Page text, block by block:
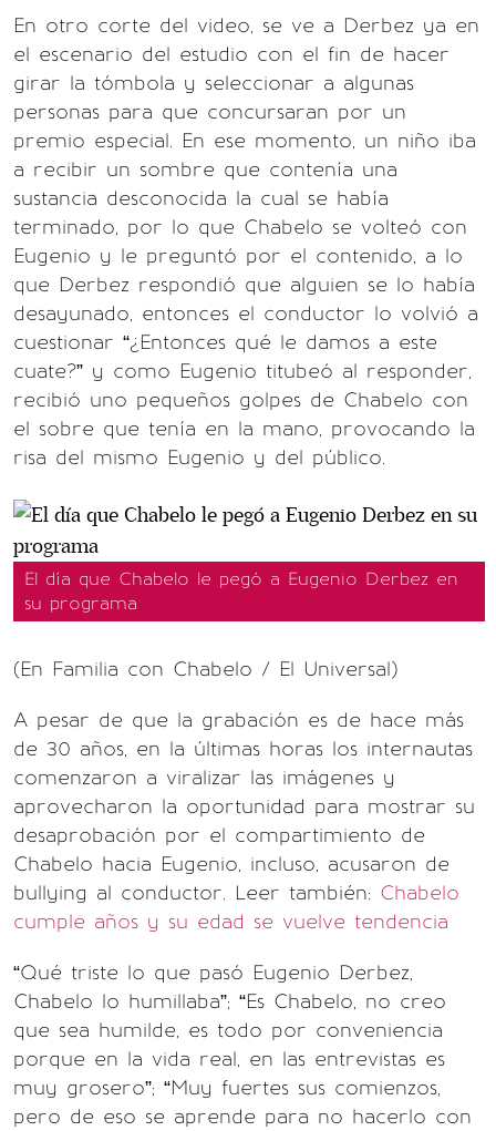
En otro corte del video, se ve a Derbez ya en
el escenario del estudio con el fin de hacer
girar la tómbola y seleccionar a algunas
personas para que concursaran por un
premio especial. En ese momento, un niño iba
a recibir un sombre que contenía una
sustancia desconocida la cual se había
terminado, por lo que Chabelo se volteó con
Eugenio y le preguntó por el contenido, a lo
que Derbez respondió que alguien se lo había
desayunado, entonces el conductor lo volvió a
cuestionar “¿Entonces qué le damos a este
cuate?” y como Eugenio titubeó al responder,
recibió uno pequeños golpes de Chabelo con
el sobre que tenía en la mano, provocando la
risa del mismo Eugenio y del público.
El día que Chabelo le pegó a Eugenio Derbez en
su programa
(En Familia con Chabelo / El Universal)
A pesar de que la grabación es de hace más
de 30 años, en la últimas horas los internautas
comenzaron a viralizar las imágenes y
aprovecharon la oportunidad para mostrar su
desaprobación por el compartimiento de
Chabelo hacia Eugenio, incluso, acusaron de
bullying al conductor. Leer también: Chabelo
cumple años y su edad se vuelve tendencia
“Qué triste lo que pasó Eugenio Derbez,
Chabelo lo humillaba”; “Es Chabelo, no creo
que sea humilde, es todo por conveniencia
porque en la vida real, en las entrevistas es
muy grosero”; “Muy fuertes sus comienzos,
pero de eso se aprende para no hacerlo con